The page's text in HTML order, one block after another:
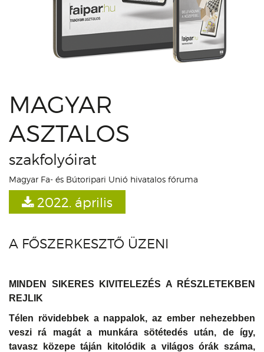
MAGYAR
ASZTALOS
szakfolyóirat
Magyar Fa- és Bútoripari Unió hivatalos fóruma
2022. április
A FŐSZERKESZTŐ ÜZENI
MINDEN SIKERES KIVITELEZÉS A RÉSZLETEKBEN
REJLIK
Télen rövidebbek a nappalok, az ember nehezebben
veszi rá magát a munkára sötétedés után, de így,
tavasz közepe táján kitolódik a világos órák száma,